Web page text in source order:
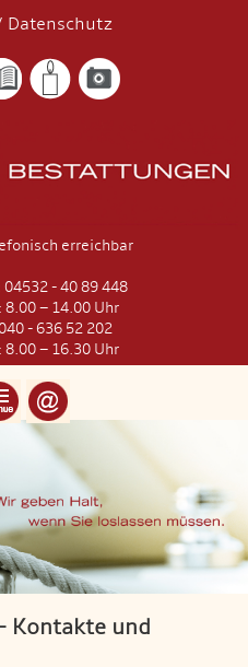
Datenschutz
erreichbar
- 40 89 448
– 14.00 Uhr
- 636 52 202
– 16.30 Uhr
Kontakte und